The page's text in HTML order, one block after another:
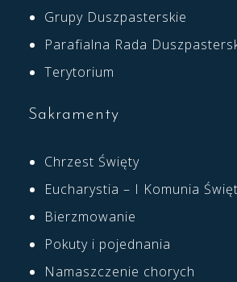
Grupy Duszpasterskie
Parafialna Rada
Terytorium
Sakramenty
Chrzest Święty
Eucharystia – I Komunia
Bierzmowanie
Pokuty i pojednania
Namaszczenie chorych